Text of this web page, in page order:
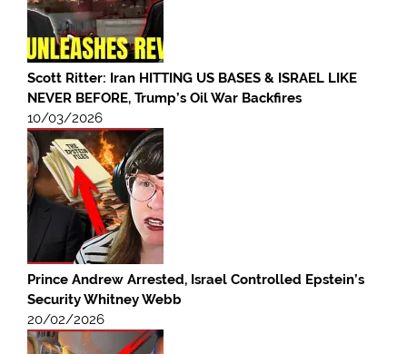
Scott Ritter: Iran HITTING US BASES & ISRAEL LIKE
NEVER BEFORE, Trump’s Oil War Backfires
10/03/2026
Prince Andrew Arrested, Israel Controlled Epstein’s
Security Whitney Webb
20/02/2026